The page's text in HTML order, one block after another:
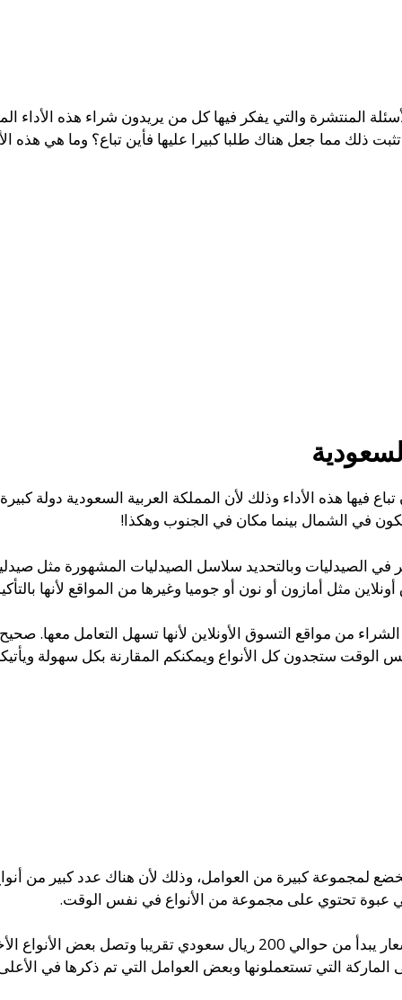
المنتشرة والتي يفكر فيها كل من يريدون شراء هذه الأداء
ذلك مما جعل هناك طلبا كبيرا عليها فأين تباع؟ وما هي هذه
فيها هذه الأداء وذلك لأن المملكة العربية السعودية دولة
في الشمال بينما مكان في الجنوب وهكذا!
في الصيدليات وبالتحديد سلاسل الصيدليات المشهورة مثل
مثل أمازون أو نون أو جوميا وغيرها من المواقع لأنها
من مواقع التسوق الأونلاين لأنها تسهل التعامل معها.
ستجدون كل الأنواع ويمكنكم المقارنة بكل سهولة
لمجموعة كبيرة من العوامل، وذلك لأن هناك عدد كبير من
الماركة التي تستعملونها وبعض العوامل التي تم ذكرها في